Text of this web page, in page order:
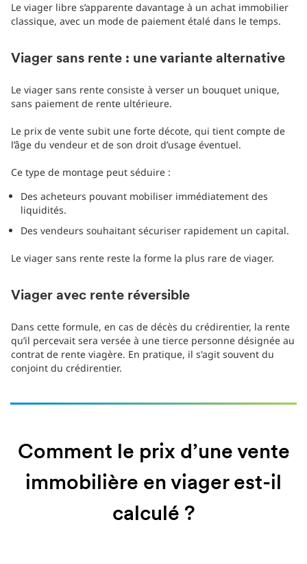
Le viager libre s’apparente davantage à un achat immobilier
classique, avec un mode de paiement étalé dans le temps.
Viager sans rente : une variante alternative
Le viager sans rente consiste à verser un bouquet unique,
sans paiement de rente ultérieure.
Le prix de vente subit une forte décote, qui tient compte de
l’âge du vendeur et de son droit d’usage éventuel.
Ce type de montage peut séduire :
Des acheteurs pouvant mobiliser immédiatement des
liquidités.
Des vendeurs souhaitant sécuriser rapidement un capital.
Le viager sans rente reste la forme la plus rare de viager.
Viager avec rente réversible
Dans cette formule, en cas de décès du crédirentier, la rente
qu’il percevait sera versée à une tierce personne désignée au
contrat de rente viagère. En pratique, il s'agit souvent du
conjoint du crédirentier.
Comment le prix d’une vente
immobilière en viager est-il
calculé ?